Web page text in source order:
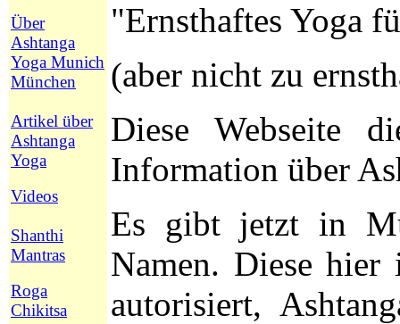
Über
Ashtanga
Yoga Munich
München
Artikel über
Ashtanga
Yoga
Videos
Shanthi
Mantras
Roga
Chikitsa
"Ernsthaftes Yoga
(aber nicht zu
Diese Webseite
Information über
Es gibt jetzt in
Namen. Diese hier
autorisiert,